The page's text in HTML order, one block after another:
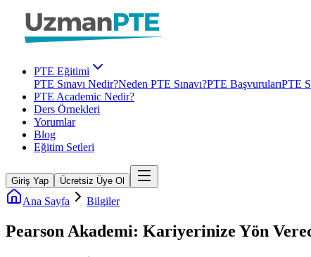
PTE Eğitimi
PTE Sınavı Nedir?Neden PTE Sınavı?PTE BaşvurularıPTE
PTE Academic Nedir?
Ders Örnekleri
Yorumlar
Blog
Eğitim Setleri
Giriş Yap Ücretsiz Üye Ol
Ana Sayfa Bilgiler
Pearson Akademi: Kariyerinize Yön